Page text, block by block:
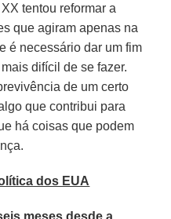
tentou reformar a
que agiram apenas na
é necessário dar um fim
difícil de se fazer.
de um certo
que contribui para
há coisas que podem
dos EUA
meses desde a